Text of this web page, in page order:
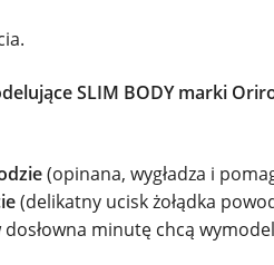
SLIM BODY marki
(opinana, wygładza i
(delikatny ucisk żołądka
minutę chcą